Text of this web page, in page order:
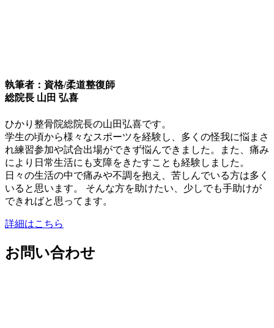
執筆者：資格/柔道整復師
総院長 山田 弘喜
ひかり整骨院総院長の山田弘喜です。
学生の頃から様々なスポーツを経験し、多くの怪我に悩まさ
れ練習参加や試合出場ができず悩んできました。また、痛み
により日常生活にも支障をきたすことも経験しました。
日々の生活の中で痛みや不調を抱え、苦しんでいる方は多く
いると思います。 そんな方を助けたい、少しでも手助けが
できればと思ってます。
詳細はこちら
お問い合わせ